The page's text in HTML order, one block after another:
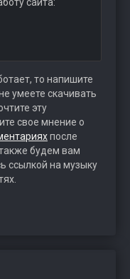
то напишите
умеете скачивать
эту
свое мнение о
после
будем вам
ссылкой на музыку